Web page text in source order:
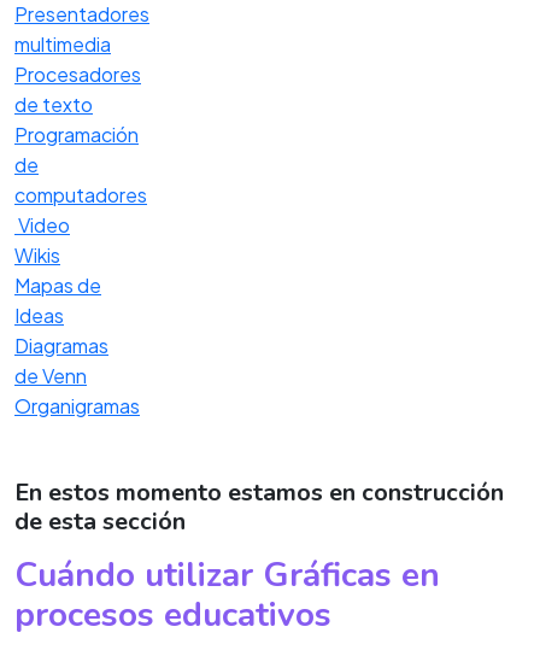
Presentadores
multimedia
Procesadores
de texto
Programación
de
computadores
Video
Wikis
Mapas de
Ideas
Diagramas
de Venn
Organigramas
En estos momento estamos en construcción
de esta sección
Cuándo utilizar Gráficas en
procesos educativos